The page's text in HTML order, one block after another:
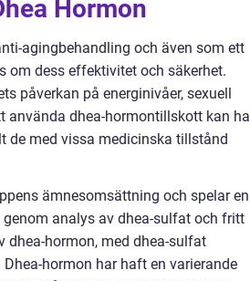
Hormon
agingbehandling och även som ett
om dess effektivitet och säkerhet.
påverkan på energinivåer, sexuell
dhea-hormontillskott kan ha
de med vissa medicinska tillstånd
ämnesomsättning och spelar en
analys av dhea-sulfat och fritt
dhea-hormon, med dhea-sulfat
hormon har haft en varierande